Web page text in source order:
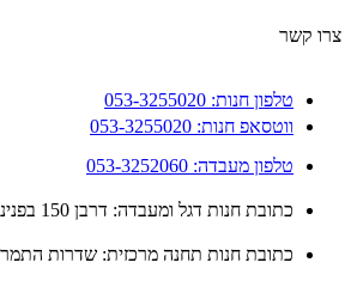
קשר
טלפון חנות: 053-3255020
ווטסאפ חנות: 053-3255020
טלפון מעבדה: 053-3252060
כתובת חנות דגל ומעבדה: דרבן 150 בפנינת אילת מול מול-הים
כתובת חנות תחנה מרכזית: שדרות התמרים 12, אילת